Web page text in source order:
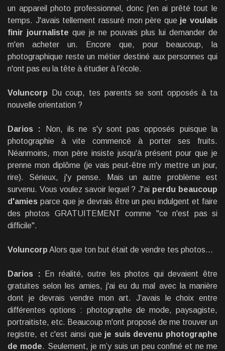
un appareil photo professionnel, donc j'en ai prêté tout le
temps. J'avais tellement rassuré mon père que je voulais
finir journaliste que je ne pouvais plus lui demander de
m'en acheter un. Encore que, pour beaucoup, la
photographique reste un métier destiné aux personnes qui
n'ont pas eu la tête à étudier à l’école.
Voluncorp Du coup, tes parents se sont opposés à ta
nouvelle orientation ?
Darios : Non, ils ne s'y sont pas opposés puisque la
photographie à vite commencé à porter ses fruits.
Néanmoins, mon père insiste jusqu'à présent pour que je
prenne mon diplôme (je vais peut-être m'y mettre un jour,
rire). Sérieux, j'y pense. Mais un autre problème est
survenu. Vous voulez savoir lequel ? J'ai perdu beaucoup
d'amies parce que je devrais être un peu indulgent et faire
des photos GRATUITEMENT comme ''ce n'est pas si
difficile''.
Voluncorp Alors que ton but était de vendre tes photos…
Darios : En réalité, outre les photos qui devaient être
gratuites selon les amies, j'ai eu du mal avec la manière
dont je devrais vendre mon art. J’avais le choix entre
différentes options : photographe de mode, paysagiste,
portraitiste, etc. Beaucoup m'ont proposé de me trouver un
registre, et c'est ainsi que je suis devenu photographe
de mode. Seulement, je m’y suis un peu confiné et ne me